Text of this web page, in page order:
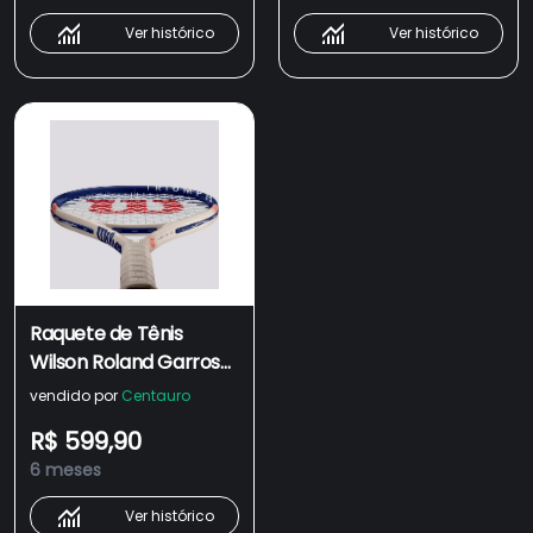
Ver histórico Ver histórico
Raquete de Tênis
Wilson Roland Garros
Triumph Ii
vendido por Centauro
R$ 599,90
6 meses
Ver histórico